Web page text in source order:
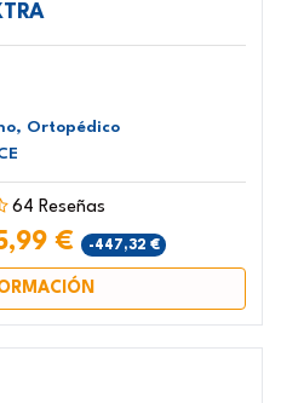
Ortopédico
64 Reseñas
€ -447,32 €